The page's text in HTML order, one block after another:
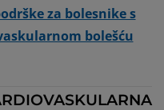
za bolesnike s
bolešću